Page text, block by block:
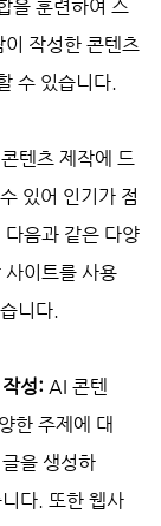
을 훈련하여 스
작성한 콘텐츠
수 있습니다.
텐츠 제작에 드
있어 인기가 점
음과 같은 다양
사이트를 사용
니다.
작성: AI 콘텐
한 주제에 대
글을 생성하
니다. 또한 웹사